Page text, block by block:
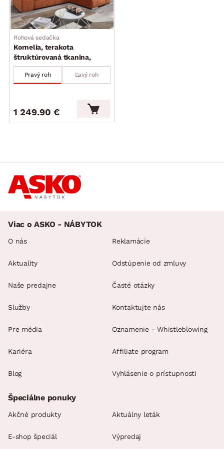
Rohová sedačka
Kornelia, terakota
štruktúrovaná tkanina,
pravý roh
Pravý roh Ľavý roh
1 249.90 €
Viac o ASKO - NÁBYTOK
O nás
Aktuality
Naše predajne
Služby
Pre média
Kariéra
Blog
Reklamácie
Odstúpenie od zmluvy
Časté otázky
Kontaktujte nás
Oznamenie - Whistleblowing
Affiliate program
Vyhlásenie o prístupnosti
Špeciálne ponuky
Akčné produkty Aktuálny leták
E-shop špeciál Výpredaj